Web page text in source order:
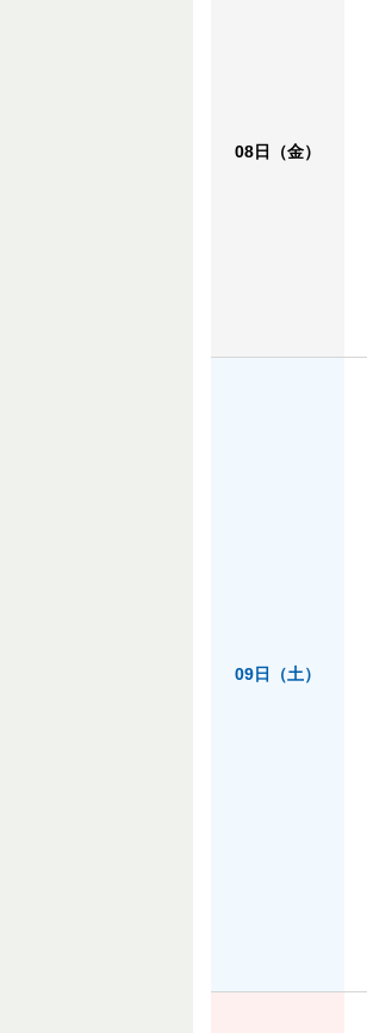
08日（金）
09日（土）